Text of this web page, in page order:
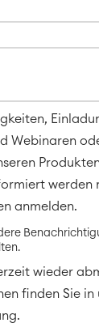
Wiki
Office
Webinaren
werden
anmelden.
wieder
finden Sie in